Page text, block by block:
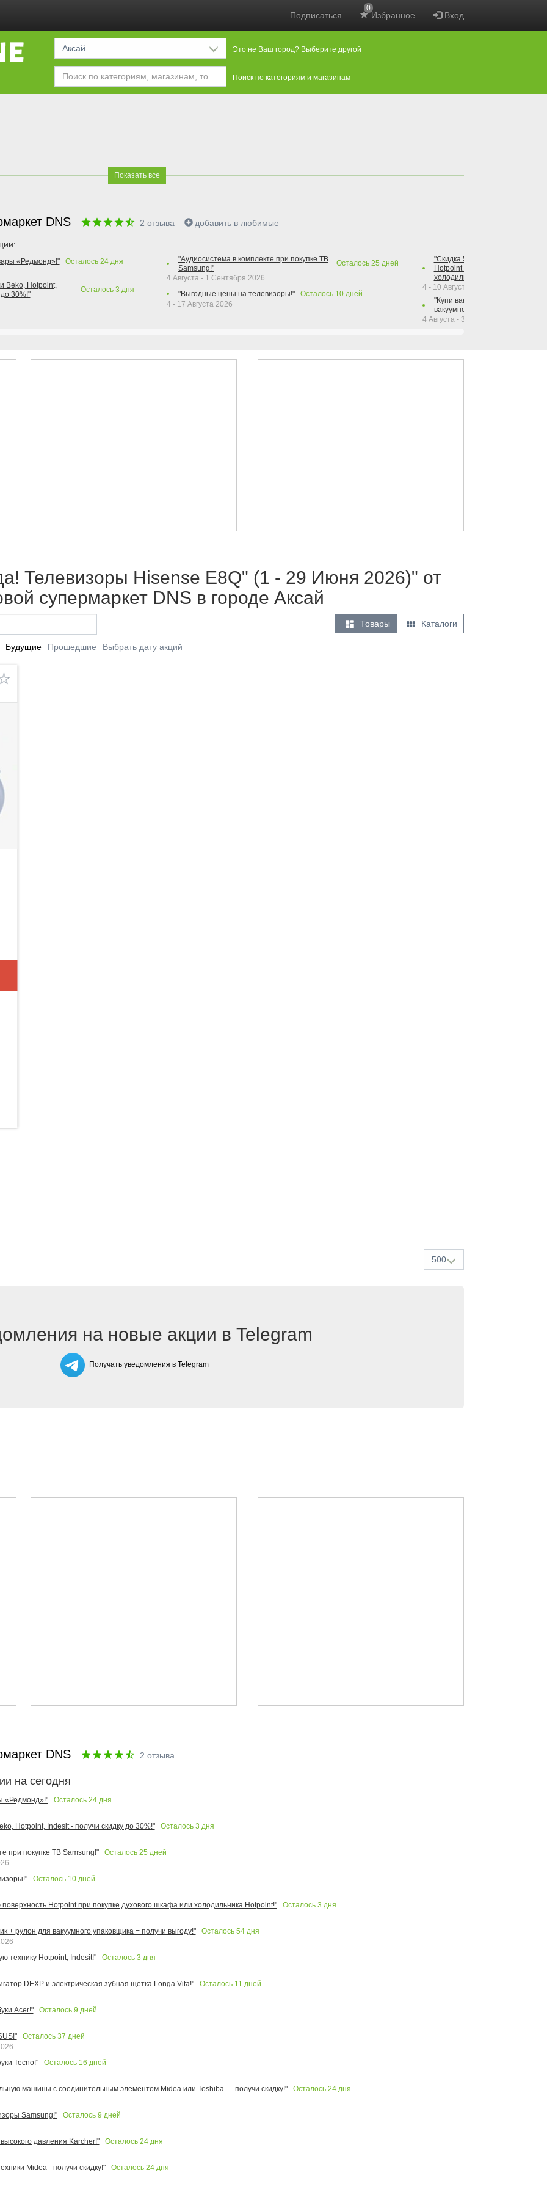
Подписаться Избранное
0
Вход
Аксай Это не Ваш город? Выберите другой
Поиск по категориям и магазинам
Показать все
DNS 2 отзыва добавить в любимые
«Редмонд»!" Осталось 24дня
Beko, Hotpoint,
30%!"
Осталось 3 дня
"Аудиосистема в комплекте при покупке ТВ
Samsung!"
Осталось 25 дней
4 Августа - 1 Сентября 2026
"Выгодные цены на телевизоры!"
Осталось 10дней
4 - 17 Августа 2026
"Скидка 50% на варочную
Hotpoint при покупке духового
холодильника Hotpoint!"
4 - 10 Августа 2026
"Купи вакуумный упаковщик +
вакуумного упаковщика =
4 Августа - 30 Сентября 2026
Телевизоры Hisense E8Q" (1 - 29 Июня 2026)" от
супермаркет DNS в городе Аксай
 Товары  Каталоги
Будущие Прошедшие Выбрать дату акций
500
на новые акции в Telegram
Получать уведомления в Telegram
DNS 2 отзыва
на сегодня
«Редмонд»!" Осталось 24дня
Hotpoint, Indesit - получи скидку до 30%!" Осталось 3 дня
при покупке ТВ Samsung!" Осталось 25 дней
Осталось 10дней
Hotpoint при покупке духового шкафа или холодильника Hotpoint!" Осталось 3 дня
+ рулон для вакуумного упаковщика = получи выгоду!" Осталось 54дня
технику Hotpoint, Indesit!"
Осталось 3 дня
DEXP и электрическая зубная щетка Longa Vita!" Осталось 11 дней
Acer!" Осталось 9 дней
Осталось 37 дней
Tecno!"
Осталось 16 дней
машины с соединительным элементом Midea или Toshiba — получи скидку!" Осталось 24дня
Samsung!" Осталось 9 дней
давления Karcher!" Осталось 24дня
Midea - получи скидку!" Осталось 24дня